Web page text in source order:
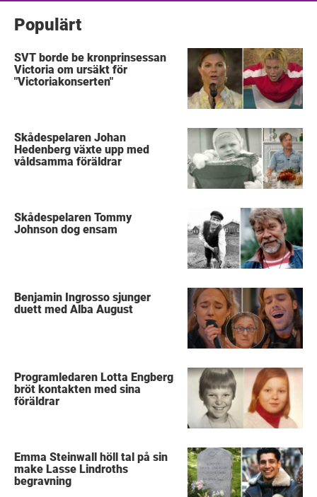
Populärt
SVT borde be kronprinsessan
Victoria om ursäkt för
"Victoriakonserten"
Skådespelaren Johan
Hedenberg växte upp med
våldsamma föräldrar
Skådespelaren Tommy
Johnson dog ensam
Benjamin Ingrosso sjunger
duett med Alba August
Programledaren Lotta Engberg
bröt kontakten med sina
föräldrar
Emma Steinwall höll tal på sin
make Lasse Lindroths
begravning